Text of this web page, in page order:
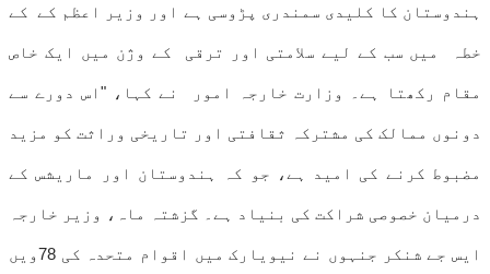
ہندوستان کا کلیدی سمندری پڑوسی ہے اور وزیر اعظم کے کے
خطہ میں سب کے لیے سلامتی اور ترقی کے وژن میں ایک خاص
مقام رکھتا ہے۔ وزارت خارجہ امور نے کہا، "اس دورے سے
دونوں ممالک کی مشترکہ ثقافتی اور تاریخی وراثت کو مزید
مضبوط کرنے کی امید ہے، جو کہ ہندوستان اور ماریشس کے
درمیان خصوصی شراکت کی بنیاد ہے۔ گزشتہ ماہ، وزیر خارجہ
ایس جے شنکر جنہوں نے نیویارک میں اقوام متحدہ کی 78ویں